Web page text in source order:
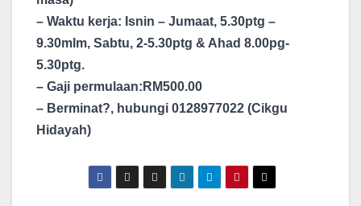
– Waktu kerja: Isnin – Jumaat, 5.30ptg –
9.30mlm, Sabtu, 2-5.30ptg & Ahad 8.00pg-
5.30ptg.
– Gaji permulaan:RM500.00
– Berminat?, hubungi 0128977022 (Cikgu
Hidayah)